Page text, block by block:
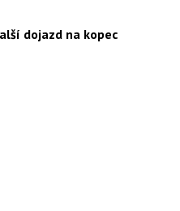
dojazd na kopec